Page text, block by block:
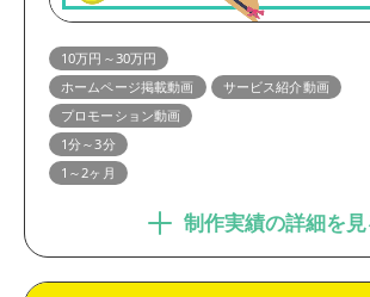
10万円～30万円
ホームページ掲載動画
サービス紹介動画
プロモーション動画
1分～3分
1～2ヶ月
制作実績の詳細を